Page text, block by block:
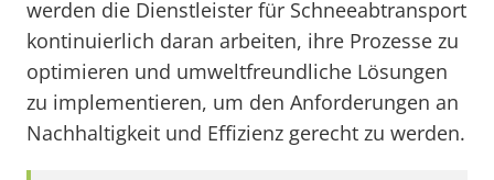
werden die Dienstleister für Schneeabtransport
kontinuierlich daran arbeiten, ihre Prozesse zu
optimieren und umweltfreundliche Lösungen
zu implementieren, um den Anforderungen an
Nachhaltigkeit und Effizienz gerecht zu werden.